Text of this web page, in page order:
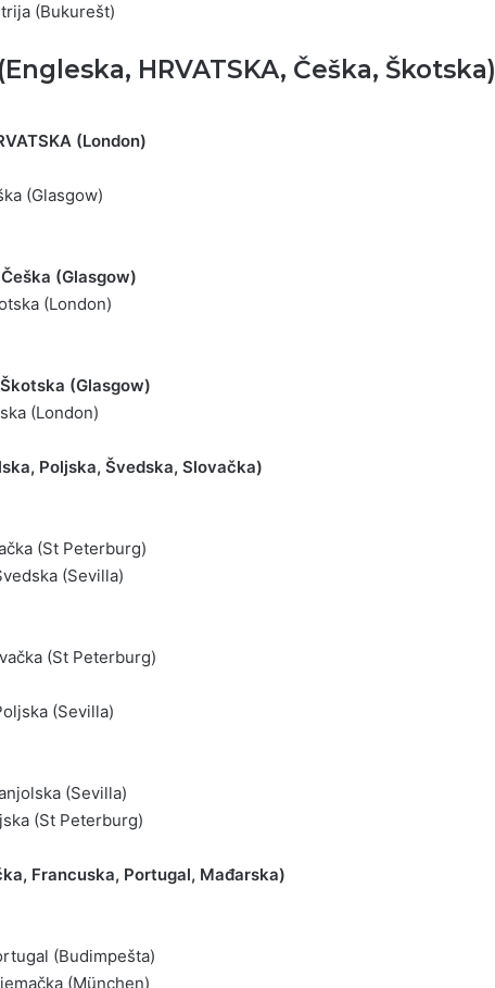
(Bukurešt)
HRVATSKA, Češka, Škotska)
(London)
(Glasgow)
(Glasgow)
(London)
(Glasgow)
(London)
Poljska, Švedska, Slovačka)
(St Peterburg)
(Sevilla)
(St Peterburg)
(Sevilla)
(Sevilla)
(St Peterburg)
Francuska, Portugal, Mađarska)
(Budimpešta)
(München)